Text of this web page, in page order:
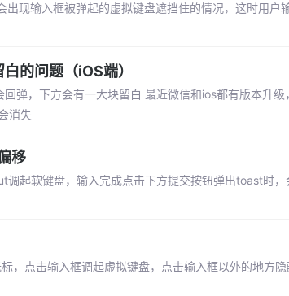
现输入框被弹起的虚拟键盘遮挡住的情况，这时用户
的问题（iOS端）
弹，下方会有一大块留白 最近微信和ios都有版本升
消失
移
起软键盘，输入完成点击下方提交按钮弹出toast时
，点击输入框调起虚拟键盘，点击输入框以外的地方隐